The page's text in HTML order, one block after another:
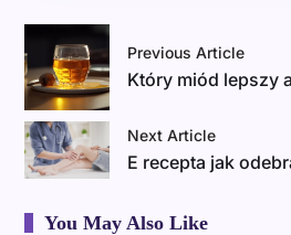
Previous Article
Który miód lepszy
Next Article
E recepta jak
You May Also Like